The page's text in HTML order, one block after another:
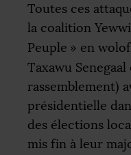
Toutes ces
la coalition
Peuple » en
Taxawu
rassemblement)
présidentielle
des élections
mis fin à leur